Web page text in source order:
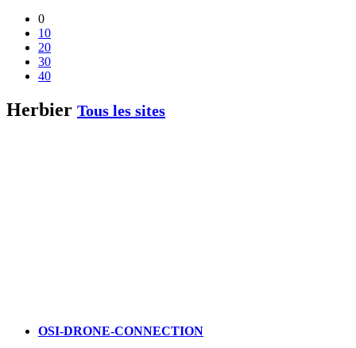
0
10
20
30
40
Herbier Tous les sites
OSI-DRONE-CONNECTION